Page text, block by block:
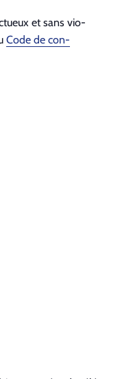
et sans vio­
Code de con­